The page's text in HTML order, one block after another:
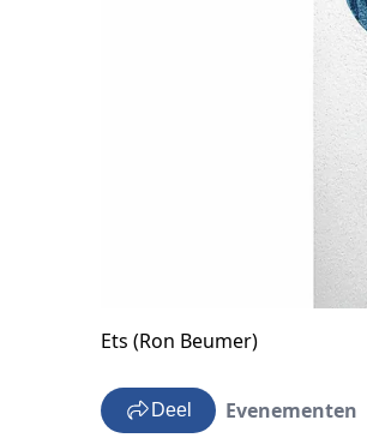
Ets (Ron Beumer)
Deel Evenementen